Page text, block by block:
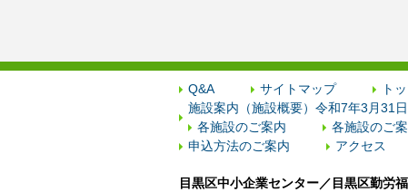
Q&A サイトマップ ト
施設案内（施設概要）令和7年3月31
各施設のご案内
各施設のご
申込方法のご案内
アクセス
目黒区中小企業センター／目黒区勤労